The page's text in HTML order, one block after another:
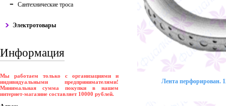
Сантехнические троса
Электротовары
Информация
Мы работаем только с организациями и
индивидуальными предпринимателями!
Минимальная сумма покупки в нашем
интернет-магазине составляет 10000 рублей.
Лента перфорирован.